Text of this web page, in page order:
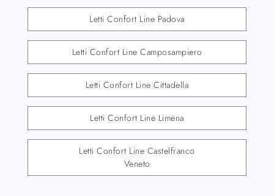
Letti Confort Line Padova
Letti Confort Line Camposampiero
Letti Confort Line Cittadella
Letti Confort Line Limena
Letti Confort Line Castelfranco
Veneto